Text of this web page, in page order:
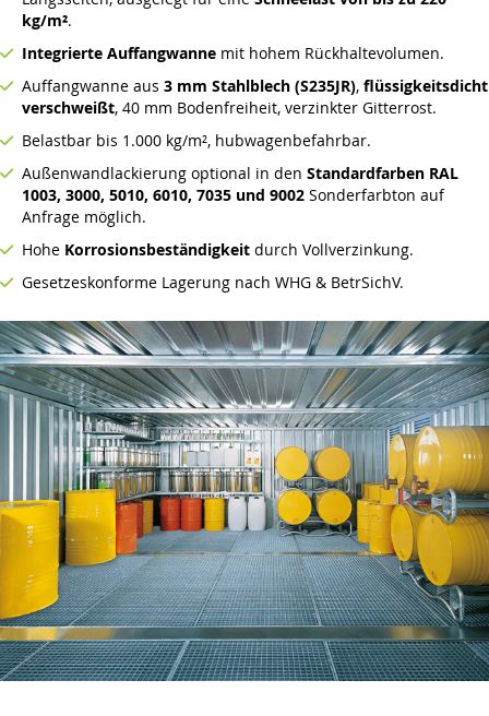
kg/m².
Integrierte Auffangwanne mit hohem Rückhaltevolumen.
Auffangwanne aus 3 mm Stahlblech (S235JR), flüssigkeitsdicht
verschweißt, 40 mm Bodenfreiheit, verzinkter Gitterrost.
Belastbar bis 1.000 kg/m², hubwagenbefahrbar.
Außenwandlackierung optional in den Standardfarben RAL
1003, 3000, 5010, 6010, 7035 und 9002 Sonderfarbton auf
Anfrage möglich.
Hohe Korrosionsbeständigkeit durch Vollverzinkung.
Gesetzeskonforme Lagerung nach WHG & BetrSichV.